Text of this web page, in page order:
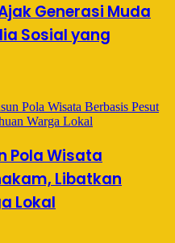
Generasi Muda
Sosial yang
Pola Wisata
Libatkan
Lokal